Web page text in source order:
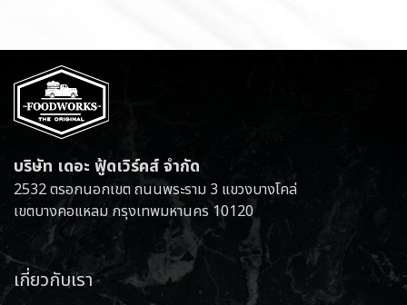
บริษัท เดอะ ฟู้ดเวิร์คส์ จำกัด
2532 ตรอกนอกเขต ถนนพระราม 3 แขวงบางโคล่
เขตบางคอแหลม กรุงเทพมหานคร 10120
เกี่ยวกับเรา